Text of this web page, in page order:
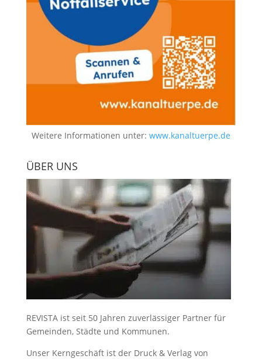
Weitere Informationen unter: www.kanaltuerpe.de
ÜBER UNS
REVISTA ist seit 50 Jahren zuverlässiger Partner für
Gemeinden, Städte und Kommunen.
Unser Kerngeschäft ist der Druck & Verlag von